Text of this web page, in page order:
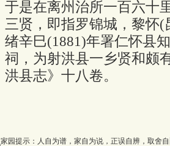
于是在离州治所一百六十
三贤，即指罗锦城，黎怀
绪辛巳(1881)年署仁怀县
祠，为射洪县一乡贤和颇
洪县志》十八卷。
家园提示：人自为谱，家自为说，正误自辨，取舍